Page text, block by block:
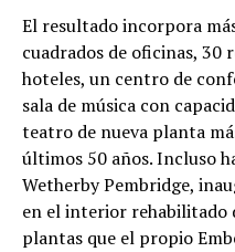
El resultado incorpora
cuadrados de oficinas, 30
hoteles, un centro de
sala de música con
teatro de nueva planta
últimos 50 años. Incluso
Wetherby Pembridge,
en el interior rehabilitado
plantas que el propio